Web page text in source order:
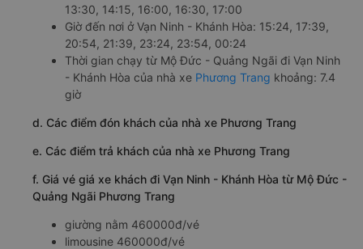
13:30, 14:15, 16:00, 16:30, 17:00
Giờ đến nơi ở Vạn Ninh - Khánh Hòa: 15:24, 17:39,
20:54, 21:39, 23:24, 23:54, 00:24
Thời gian chạy từ Mộ Đức - Quảng Ngãi đi Vạn Ninh
- Khánh Hòa của nhà xe Phương Trang khoảng: 7.4
giờ
d. Các điểm đón khách của nhà xe Phương Trang
e. Các điểm trả khách của nhà xe Phương Trang
f. Giá vé giá xe khách đi Vạn Ninh - Khánh Hòa từ Mộ Đức -
Quảng Ngãi Phương Trang
giường nằm 460000đ/vé
limousine 460000đ/vé